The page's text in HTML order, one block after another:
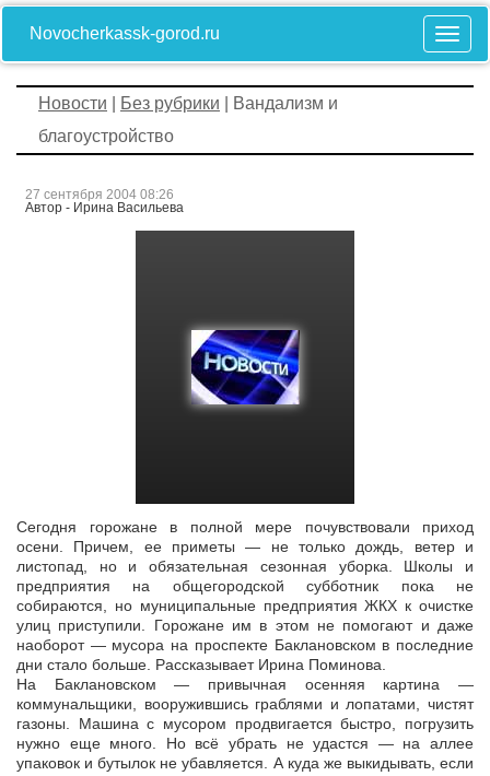
Novocherkassk-gorod.ru
Новости Без рубрики | Вандализм и
благоустройство
27 сентября 2004 08:26
Автор - Ирина Васильева
Сегодня горожане в полной мере почувствовали приход
осени. Причем, ее приметы — не только дождь, ветер и
листопад, но и обязательная сезонная уборка. Школы и
предприятия на общегородской субботник пока не
собираются, но муниципальные предприятия ЖКХ к очистке
улиц приступили. Горожане им в этом не помогают и даже
наоборот — мусора на проспекте Баклановском в последние
дни стало больше. Рассказывает Ирина Поминова.
На Баклановском — привычная осенняя картина —
коммунальщики, вооружившись граблями и лопатами, чистят
газоны. Машина с мусором продвигается быстро, погрузить
нужно еще много. Но всё убрать не удастся — на аллее
упаковок и бутылок не убавляется. А куда же выкидывать, если